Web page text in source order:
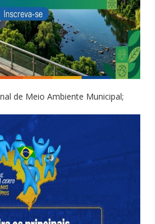
de Meio Ambiente Municipal;